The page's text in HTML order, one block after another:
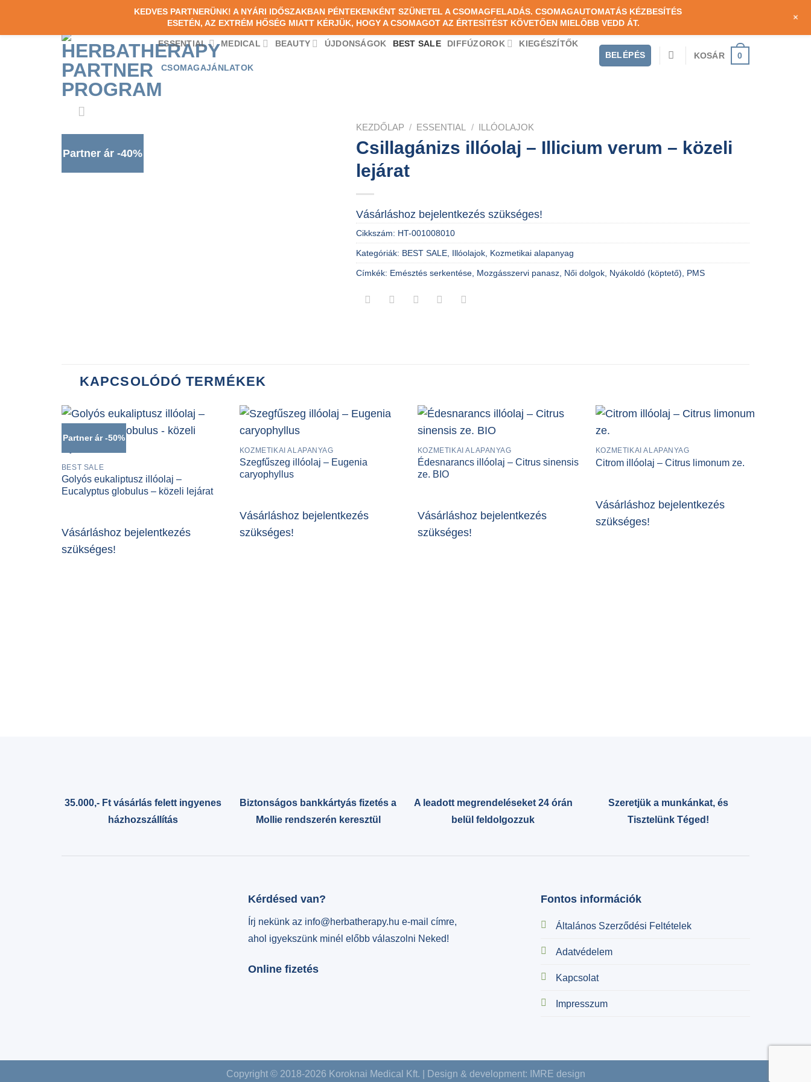
PARTNER SZERETNÉK LENNI BEMUTATKOZÁS
ESSENTIAL MEDICAL BEAUTY ÚJDONSÁGOK BEST SALE DIFFÚZOROK KIEGÉSZÍTŐK
CSOMAGAJÁNLATOK
BELÉPÉS KOSÁR 0
Partner ár -40%
KEZDŐLAP / ESSENTIAL / ILLÓOLAJOK
Csillagánizs illóolaj – Illicium verum – közeli
lejárat
Vásárláshoz bejelentkezés szükséges!
Cikkszám: HT-001008010
Kategóriák: BEST SALE, Illóolajok, Kozmetikai alapanyag
Címkék: Emésztés serkentése, Mozgásszervi panasz, Női dolgok, Nyákoldó (köptető) PMS
KAPCSOLÓDÓ TERMÉKEK
Partner ár -50%
BEST SALE
Golyós eukaliptusz illóolaj –
Eucalyptus globulus – közeli lejárat
Vásárláshoz bejelentkezés
szükséges!
KOZMETIKAI ALAPANYAG
Szegfűszeg illóolaj – Eugenia
caryophyllus
Vásárláshoz bejelentkezés
szükséges!
KOZMETIKAI ALAPANYAG
Édesnarancs illóolaj – Citrus sinensis
ze. BIO
Vásárláshoz bejelentkezés
szükséges!
KOZMETIKAI ALAPANYAG
Citrom illóolaj – Citrus limonum ze.
Vásárláshoz bejelentkezés
szükséges!
35.000,- Ft vásárlás felett ingyenes
házhozszállítás
Biztonságos bankkártyás fizetés a
Mollie rendszerén keresztül
A leadott megrendeléseket 24 órán
belül feldolgozzuk
Szeretjük a munkánkat, és
Tisztelünk Téged!
Kérdésed van?
Írj nekünk az info@herbatherapy.hu e-mail címre,
ahol igyekszünk minél előbb válaszolni Neked!
Online fizetés
Fontos információk
Általános Szerződési Feltételek
Adatvédelem
Kapcsolat
Impresszum
Copyright © 2018-2026 Koroknai Medical Kft. | Design & development: IMRE design
KEDVES PARTNERÜNK! A NYÁRI IDŐSZAKBAN PÉNTEKENKÉNT SZÜNETEL A CSOMAGFELADÁS. CSOMAGAUTOMATÁS KÉZBESÍTÉS
ESETÉN, AZ EXTRÉM HŐSÉG MIATT KÉRJÜK, HOGY A CSOMAGOT AZ ÉRTESÍTÉST KÖVETŐEN MIELŐBB VEDD ÁT.
+